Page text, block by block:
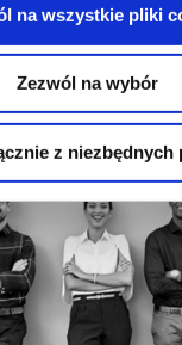
na wszystkie pliki
Zezwól na wybór
z niezbędnych
o